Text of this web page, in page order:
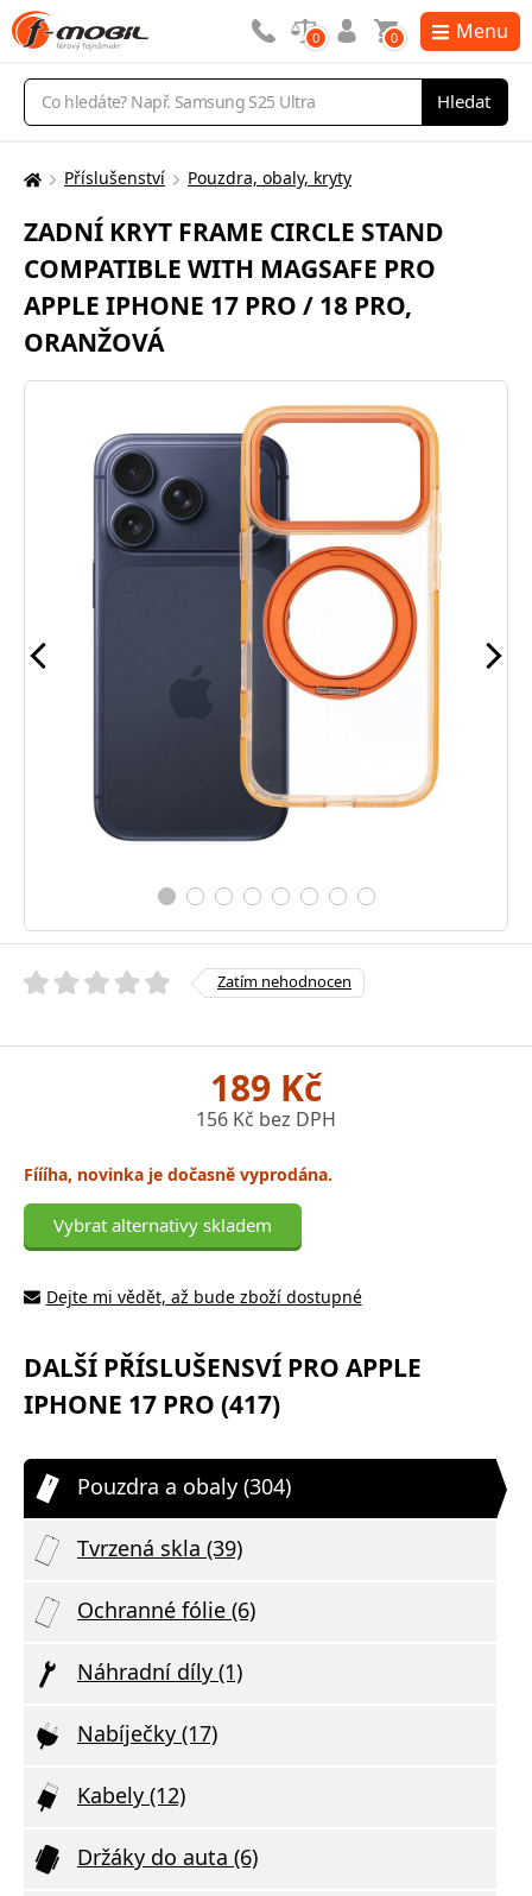
Vyhledávání
Hledat
0 0 Menu
Zde
nacházíte:
Příslušenství Pouzdra, obaly, kryty
ZADNÍ KRYT FRAME CIRCLE STAND
COMPATIBLE WITH MAGSAFE PRO
APPLE IPHONE 17 PRO / 18 PRO,
ORANŽOVÁ
Zatím nehodnocen
189 Kč
156 Kč bez DPH
Fíííha, novinka je dočasně vyprodána.
Vybrat alternativy skladem
Dejte mi vědět, až bude zboží dostupné
DALŠÍ PŘÍSLUŠENSVÍ PRO APPLE
IPHONE 17 PRO (417)
Pouzdra a obaly (304)
Tvrzená skla (39)
Ochranné fólie (6)
Náhradní díly (1)
Nabíječky (17)
Kabely (12)
Držáky do auta (6)